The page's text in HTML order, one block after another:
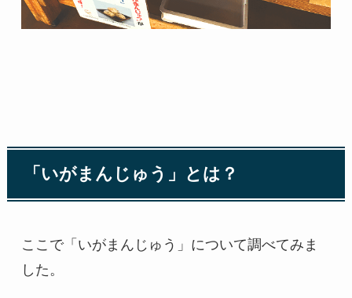
「いがまんじゅう」とは？
ここで「いがまんじゅう」について調べてみま
した。